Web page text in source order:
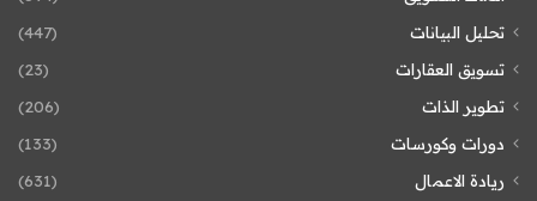
تحليل البيانات
(447)
تسويق العقارات
(23)
تطوير الذات
(206)
دورات وكورسات
(133)
ريادة الاعمال
(631)